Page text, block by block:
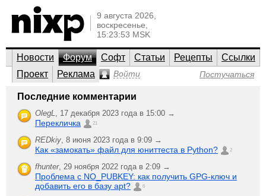
9 августа 2026,
воскресенье,
15:23:53 MSK
Новости Форум Софт Статьи Рецепты
Ссылки
Проект
Реклама Войти Постучаться
Аппаратное обеспечение
GNU/Linux, UNIX, Open Source
Обсуждение проблем с использованием GNU/Linux и
UNIX-подобных систем и любого железа: ноутбуки и
нетбуки, аудио, видео, устройства ввода, беспроводная
связь, мобильные устройства, носители данных и
файловые системы, принтеры / сканеры / МФУ.
Создать новую
тему
;-)
Последняя активность
Последние комментарии
OlegL, 17 декабря 2023 года в 15:00 →
Перекличка 21
REDkiy, 8 июня 2023 года в 9:09 →
Как «замокать» файл для юниттеста в Python? 2
fhunter, 29 ноября 2022 года в 2:09 →
Проблема с NO_PUBKEY: как получить GPG-ключ и
добавить его в базу apt?
6